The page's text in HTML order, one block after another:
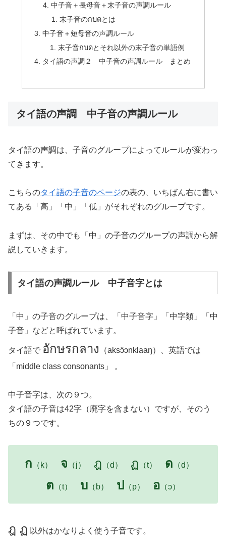
中子音＋長母音＋末子音の声調ルール
末子音のกบดとは
中子音＋短母音の声調ルール
末子音กบดとそれ以外の末子音の単語例
タイ語の声調２ 中子音の声調ルール まとめ
タイ語の声調 中子音の声調ルール
タイ語の声調は、子音のグループによってルールが変わっ
てきます。
こちらのタイ語の子音のページの表の、いちばん右に書い
てある「高」「中」「低」がそれぞれのグループです。
まずは、その中でも「中」の子音のグループの声調から解
説していきます。
タイ語の声調ルール 中子音字とは
「中」の子音のグループは、「中子音字」「中字類」「中
子音」などと呼ばれています。
タイ語で อักษรกลาง
（aksɔ̌ɔnklaaŋ）、英語では
「middle class consonants」 。
中子音字は、次の９つ。
タイ語の子音は42字（廃字を含まない）ですが、そのう
ちの９つです。
ก （k） จ （j） ฎ （d） ฏ （t） ด （d）
ต （t） บ （b） ป （p） อ （ɔ）
ฎ ฏ 以外はかなりよく使う子音です。